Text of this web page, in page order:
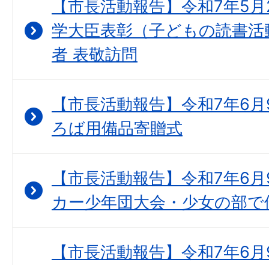
【市長活動報告】令和7年5
学大臣表彰（子どもの読書
者 表敬訪問
【市長活動報告】令和7年6
ろば用備品寄贈式
【市長活動報告】令和7年6
カー少年団大会・少女の部
【市長活動報告】令和7年6